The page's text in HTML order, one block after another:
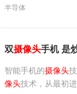
半导体
双摄像头手机 是
智能手机的摄像头
像头技术，从最初